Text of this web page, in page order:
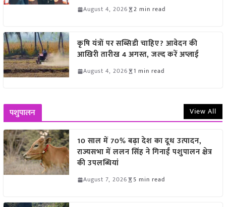
August 4, 2026 2 min read
कृषि यंत्रों पर सब्सिडी चाहिए? आवेदन की
आखिरी तारीख 4 अगस्त, जल्द करें अप्लाई
August 4, 2026 1 min read
पशुपालन View All
10 साल में 70% बढ़ा देश का दूध उत्पादन,
राज्यसभा में ललन सिंह ने गिनाईं पशुपालन क्षेत्र
की उपलब्धियां
August 7, 2026 5 min read